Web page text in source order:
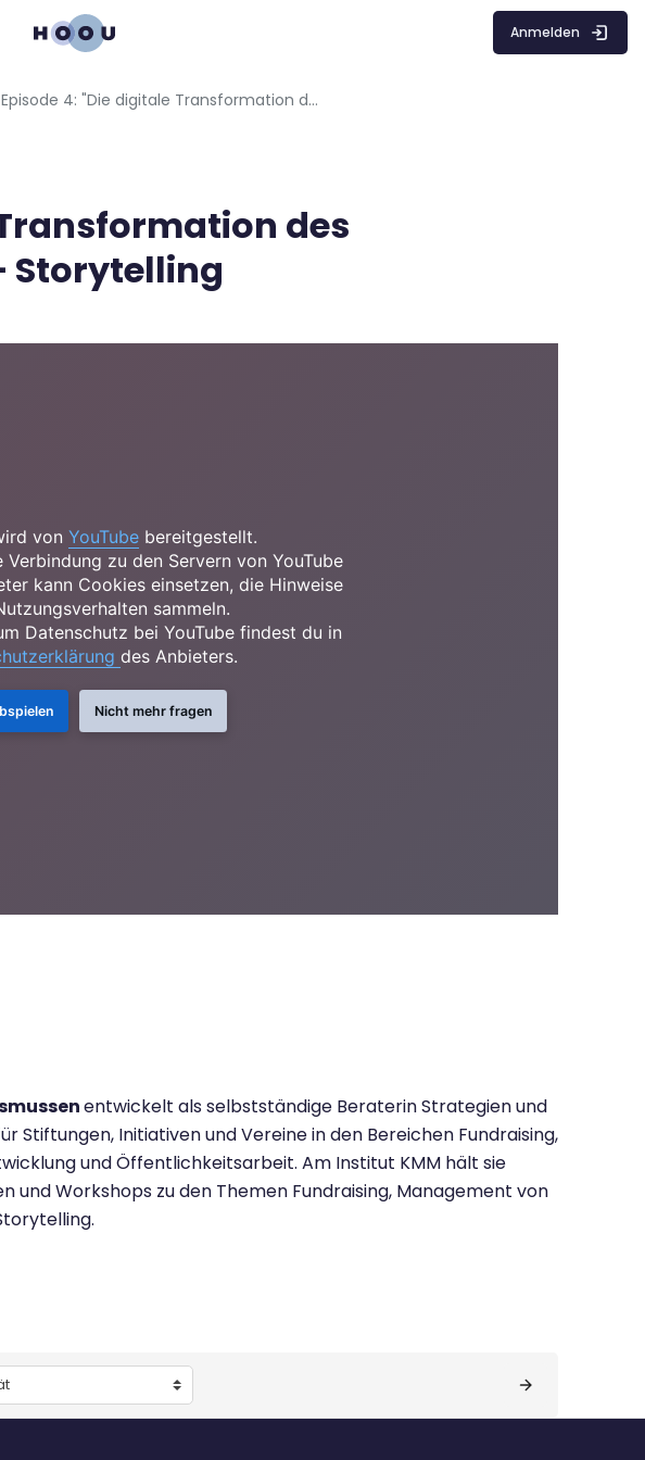
Anmelden
Episode 4: "Die digitale Transformation des Kulturmanagements" – Storytelling
des
Storytelling
von YouTubebereitgestellt.
zu den Servern von YouTube
kann Cookies einsetzen, die Hinweise
sammeln.
Datenschutz bei YouTube findest du in
des Anbieters.
Nicht mehr fragen
entwickelt als selbstständige Beraterin Strategien und
Stiftungen, Initiativen und Vereine in den Bereichen Fundraising,
und Öffentlichkeitsarbeit. Am Institut KMM hält sie
und Workshops zu den Themen Fundraising, Management von